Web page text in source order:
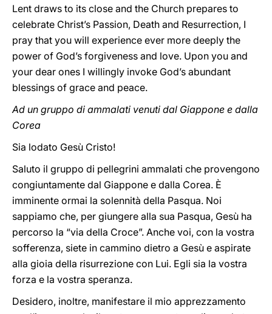
Lent draws to its close and the Church prepares to
celebrate Christ’s Passion, Death and Resurrection, I
pray that you will experience ever more deeply the
power of God’s forgiveness and love. Upon you and
your dear ones I willingly invoke God’s abundant
blessings of grace and peace.
Ad un gruppo di ammalati venuti dal Giappone e dalla
Corea
Sia lodato Gesù Cristo!
Saluto il gruppo di pellegrini ammalati che provengono
congiuntamente dal Giappone e dalla Corea. È
imminente ormai la solennità della Pasqua. Noi
sappiamo che, per giungere alla sua Pasqua, Gesù ha
percorso la “via della Croce”. Anche voi, con la vostra
sofferenza, siete in cammino dietro a Gesù e aspirate
alla gioia della risurrezione con Lui. Egli sia la vostra
forza e la vostra speranza.
Desidero, inoltre, manifestare il mio apprezzamento